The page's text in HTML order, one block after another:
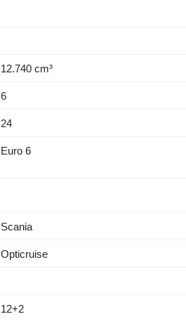
12.740 cm³
6
24
Euro 6
Scania
Opticruise
12+2